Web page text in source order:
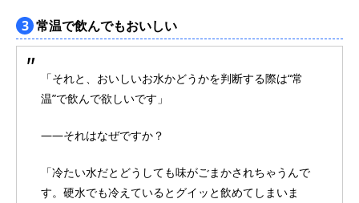
3 常温で飲んでもおいしい
「それと、おいしいお水かどうかを判断する際は“常
温”で飲んで欲しいです」
――それはなぜですか？
「冷たい水だとどうしても味がごまかされちゃうんで
す。硬水でも冷えているとグイッと飲めてしまいま